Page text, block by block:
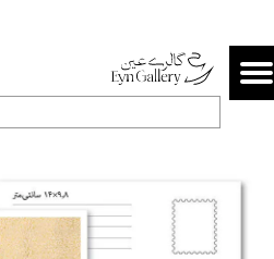
حساب کاربری من
تغییر گذر واژه
خروج از حساب کاربری